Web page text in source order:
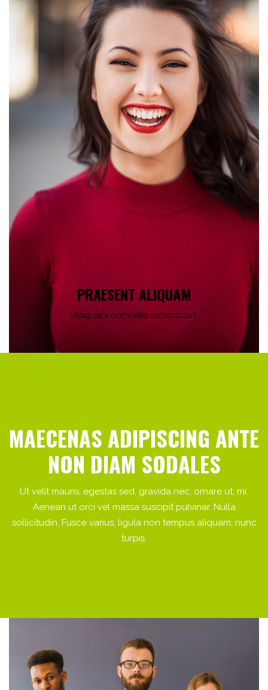
PRAESENT ALIQUAM
Aliquam convallis sollicitudin
MAECENAS ADIPISCING ANTE
NON DIAM SODALES
Ut velit mauris, egestas sed, gravida nec, ornare ut, mi.
Aenean ut orci vel massa suscipit pulvinar. Nulla
sollicitudin. Fusce varius, ligula non tempus aliquam, nunc
turpis.